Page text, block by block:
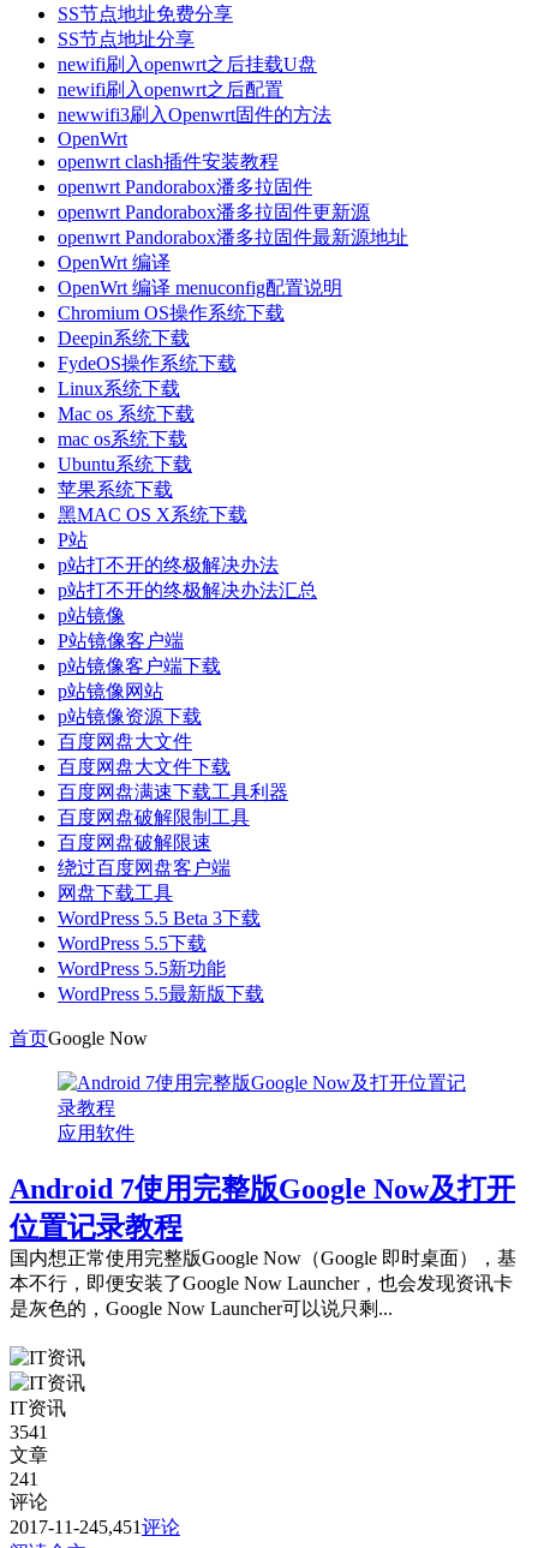
SS节点地址免费分享
SS节点地址分享
newifi刷入openwrt之后挂载U盘
newifi刷入openwrt之后配置
newwifi3刷入Openwrt固件的方法
OpenWrt
openwrt clash插件安装教程
openwrt Pandorabox潘多拉固件
openwrt Pandorabox潘多拉固件更新源
openwrt Pandorabox潘多拉固件最新源地址
OpenWrt 编译
OpenWrt 编译 menuconfig配置说明
Chromium OS操作系统下载
Deepin系统下载
FydeOS操作系统下载
Linux系统下载
Mac os 系统下载
mac os系统下载
Ubuntu系统下载
苹果系统下载
黑MAC OS X系统下载
P站
p站打不开的终极解决办法
p站打不开的终极解决办法汇总
p站镜像
P站镜像客户端
p站镜像客户端下载
p站镜像网站
p站镜像资源下载
百度网盘大文件
百度网盘大文件下载
百度网盘满速下载工具利器
百度网盘破解限制工具
百度网盘破解限速
绕过百度网盘客户端
网盘下载工具
WordPress 5.5 Beta 3下载
WordPress 5.5下载
WordPress 5.5新功能
WordPress 5.5最新版下载
首页Google Now
应用软件
Android 7使用完整版Google Now及打开
位置记录教程
国内想正常使用完整版Google Now（Google 即时桌面），基
本不行，即便安装了Google Now Launcher，也会发现资讯卡
是灰色的，Google Now Launcher可以说只剩...
IT资讯
3541
文章
241
评论
2017-11-245,451评论